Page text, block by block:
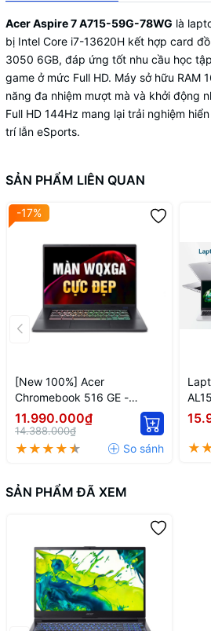
trên)
Nhôm
Chất
liệu vỏ
(mặt
dưới)
Nhôm
Chất
liệu vỏ
hình)
hình
cảm ứng
Laptop
Không
Nhu cầu
sử dụng
laptop
Gaming
Đồ họa
Văn phòng
Trọng
lượng
1.99 kg
Kích
thước
máy
359.5 x 238 x 22 mm
đi kèm
Adapter, Sách hướng dẫn
Acer Aspire 7 A715-59G-78WG là
bị Intel Core i7-13620H kết hợp card đồ
3050 6GB, đáp ứng tốt nhu cầu học
game ở mức Full HD. Máy sở hữu RAM
năng đa nhiệm mượt mà và khởi động
Full HD 144Hz mang lại trải nghiệm
trí lẫn eSports.
SẢN PHẨM LIÊN QUAN
-17%
[New 100%] Acer
Chromebook 516 GE -
CBG516-1H-53TY
NX.KCWAA.001 Intel Core I5
1240P | 16 Inch WQXGA
11.990.000₫
14.388.000₫
SẢN PHẨM ĐÃ XEM